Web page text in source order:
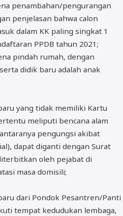
penambahan/pengurangan
penjelasan bahwa calon
dalam KK paling singkat 1
PPDB tahun 2021;
pindah rumah, dengan
didik baru adalah anak
yang tidak memiliki Kartu
meliputi bencana alam
pengungsi akibat
dapat diganti dengan Surat
oleh pejabat di
masa domisili;
dari Pondok Pesantren/Panti
tempat kedudukan lembaga,